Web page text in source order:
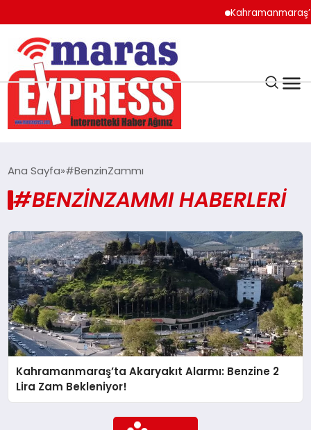
K.MARAŞ
ÇAĞLAYANCERİT
BİZE ULAŞIN
GÖKSUN
TÜRKOĞLU
Ana Sayfa #BenzinZammı
#BENZINZAMMI HABERLERI
Kahramanmaraş’ta Akaryakıt Alarmı: Benzine 2
Lira Zam Bekleniyor!